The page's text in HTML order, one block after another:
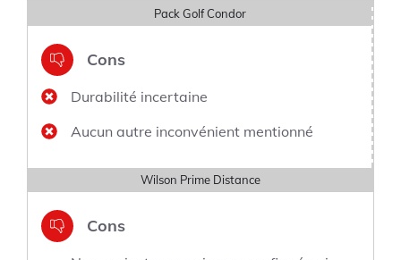
Pack Golf Condor
Cons
Durabilité incertaine
Aucun autre inconvénient mentionné
Wilson Prime Distance
Cons